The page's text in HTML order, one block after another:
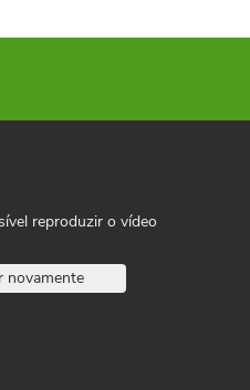
reproduzir o vídeo
novamente